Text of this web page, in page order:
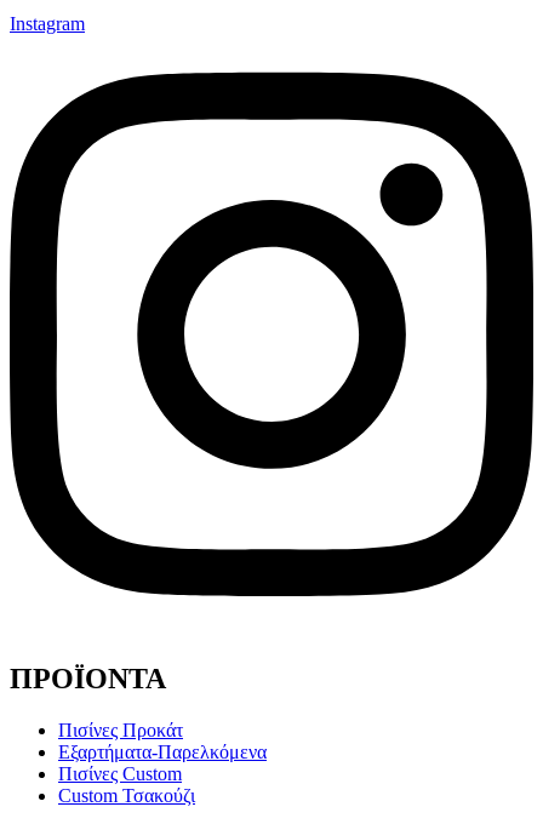
Instagram
ΠΡΟΪΟΝΤΑ
Πισίνες Προκάτ
Εξαρτήματα-Παρελκόμενα
Πισίνες Custom
Custom Τσακούζι